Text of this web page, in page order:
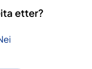
kraft
eksempel
som kan
etter?